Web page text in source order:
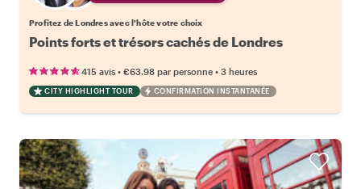
Profitez de Londres avec l'hôte votre choix
Points forts et trésors cachés de Londres
415 avis • €63.98 par personne • 3 heures
CITY HIGHLIGHT TOUR CONFIRMATION INSTANTANÉE